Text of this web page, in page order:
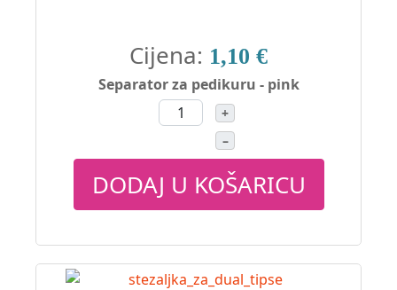
Cijena: 1,10 €
Separator za pedikuru - pink
+
–
DODAJ U KOŠARICU